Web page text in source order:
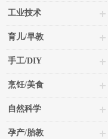
工业技术
育儿/早教
手工/DIY
烹饪/美食
自然科学
孕产/胎教